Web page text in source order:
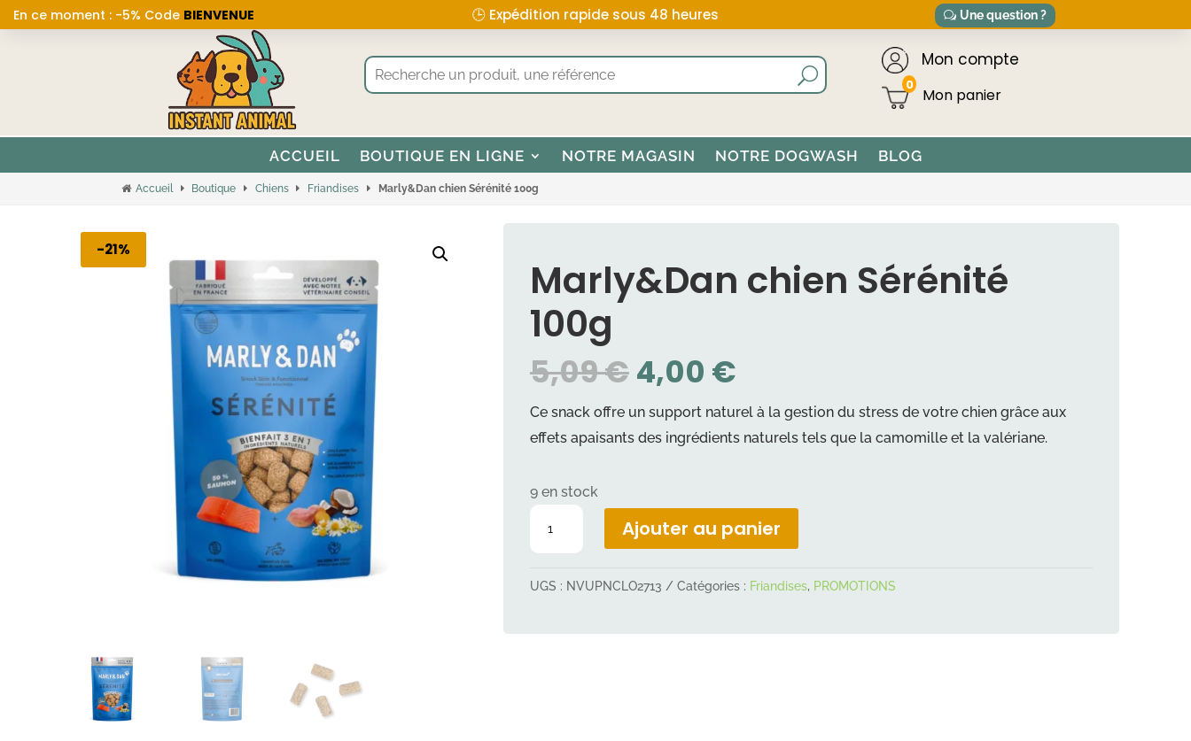
En ce moment : -5% Code BIENVENUE 🕒 Expédition rapide sous 48 heures Une question ?
Mon compte
0
ACCUEIL BOUTIQUE EN LIGNE NOTRE MAGASIN NOTRE DOGWASH BLOG
Accueil Boutique Chiens Friandises Marly&Dan chien Sérénité 100g
-21%
Marly&Dan chien Sérénité
100g
5,09€LE
PRIX
INITIAL
ÉTAIT :
4,00 €LE
PRIX
ACTUEL
EST :
Ce snack offre un support naturel à la gestion du stress de votre chien grâce aux
effets apaisants des ingrédients naturels tels que la camomille et la valériane.
9 en stock
quantité
chien
100g
Ajouter au panier
UGS : NVUPNCLO2713 Catégories : Friandises, PROMOTIONS